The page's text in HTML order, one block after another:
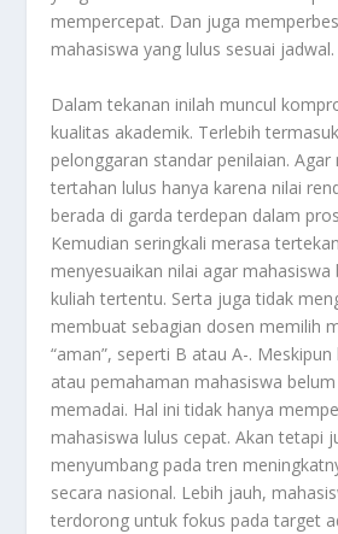
mempercepat. Dan juga
mahasiswa yang lulus sesuai jadwal.
Dalam tekanan inilah muncul
kualitas akademik. Terlebih
pelonggaran standar penilaian.
tertahan lulus hanya karena nilai
berada di garda terdepan dalam
Kemudian seringkali merasa
menyesuaikan nilai agar mahasiswa
kuliah tertentu. Serta juga tidak
membuat sebagian dosen memilih
“aman”, seperti B atau A-.
atau pemahaman mahasiswa
memadai. Hal ini tidak hanya
mahasiswa lulus cepat. Akan tetapi
menyumbang pada tren
secara nasional. Lebih jauh,
terdorong untuk fokus pada target